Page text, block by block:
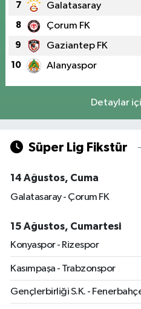
7 Galatasaray
8 Çorum FK
9 Gaziantep FK
10 Alanyaspor
Detaylar
Süper Lig Fikstür
14 Ağustos, Cuma
Galatasaray - Çorum FK
15 Ağustos, Cumartesi
Konyaspor - Rizespor
Kasımpaşa - Trabzonspor
Gençlerbirliği S.K. -